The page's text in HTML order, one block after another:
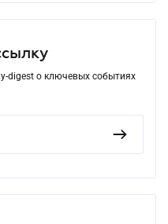
digest о ключевых событиях